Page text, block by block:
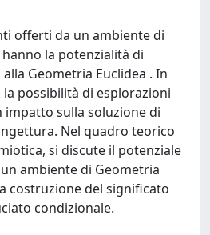
offerti da un ambiente di
la potenzialità di
Geometria Euclidea . In
possibilità di esplorazioni
impatto sulla soluzione di
Nel quadro teorico
si discute il potenziale
ambiente di Geometria
costruzione del significato
condizionale.